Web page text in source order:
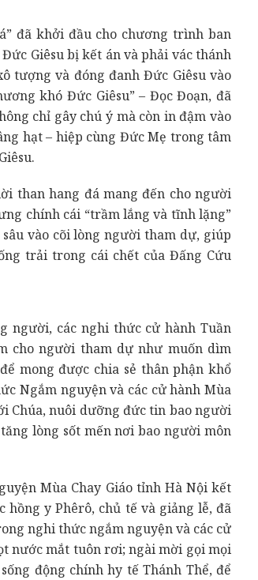
đã khởi đầu cho chương trình ban
Giêsu bị kết án và phải vác thánh
tượng và đóng đanh Đức Giêsu vào
khó Đức Giêsu” – Đọc Đoạn, đã
chỉ gây chú ý mà còn in đậm vào
hạt – hiệp cùng Đức Mẹ trong tâm
than hang đá mang đến cho người
chính cái “trầm lắng và tĩnh lặng”
vào cõi lòng người tham dự, giúp
trải trong cái chết của Đấng Cứu
người, các nghi thức cử hành Tuần
cho người tham dự như muốn dìm
mong được chia sẻ thân phận khổ
Ngắm nguyện và các cử hành Mùa
Chúa, nuôi dưỡng đức tin bao người
lòng sốt mến nơi bao người môn
Mùa Chay Giáo tỉnh Hà Nội kết
y Phêrô, chủ tế và giảng lễ, đã
nghi thức ngắm nguyện và các cử
nước mắt tuôn rơi; ngài mời gọi mọi
động chính hy tế Thánh Thể, để